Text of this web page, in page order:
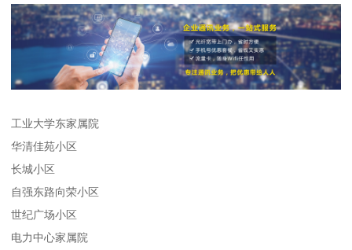
工业大学东家属院
华清佳苑小区
长城小区
自强东路向荣小区
世纪广场小区
电力中心家属院